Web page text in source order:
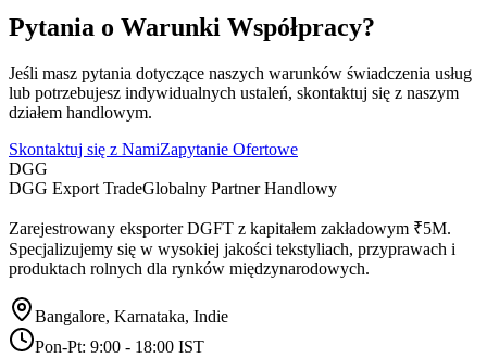
Pytania o Warunki Współpracy?
Jeśli masz pytania dotyczące naszych warunków świadczenia usług
lub potrzebujesz indywidualnych ustaleń, skontaktuj się z naszym
działem handlowym.
Skontaktuj się z NamiZapytanie Ofertowe
DGG
DGG Export TradeGlobalny Partner Handlowy
Zarejestrowany eksporter DGFT z kapitałem zakładowym ₹5M.
Specjalizujemy się w wysokiej jakości tekstyliach, przyprawach i
produktach rolnych dla rynków międzynarodowych.
Bangalore, Karnataka, Indie
Pon-Pt: 9:00 - 18:00 IST